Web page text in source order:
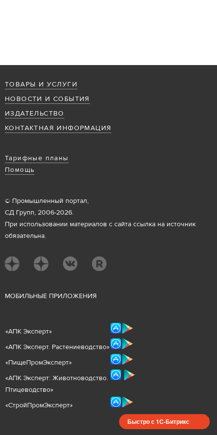
ТОВАРЫ И УСЛУГИ
НОВОСТИ И СОБЫТИЯ
ИЗДАТЕЛЬСТВО
КОНТАКТНАЯ ИНФОРМАЦИЯ
Тарифные планы
Помощь
© Промышленный портал,
СД Групп, 2006-2026.
При использовании материалов с сайта ссылка на источник
обязательна.
МОБИЛЬНЫЕ ПРИЛОЖЕНИЯ
«АПК Эксперт»
«АПК Эксперт. Растениеводство»
«ПищеПромЭксперт»
«АПК Эксперт: Животноводство.
Птицеводство»
«СтройПромЭксперт»
Быстро с 1С-Битрикс